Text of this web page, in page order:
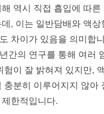
역시 직접 흡입에 따른
, 이는 일반담배와 액상
차이가 있음을 의미합
간의 연구를 통해 여러
험이 잘 밝혀져 있지만,
충분히 이루어지지 않아
한적입니다.